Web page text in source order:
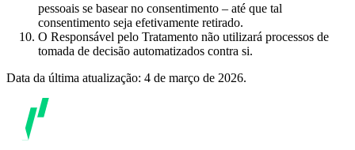
pessoais se basear no consentimento – até que tal
consentimento seja efetivamente retirado.
O Responsável pelo Tratamento não utilizará processos de
tomada de decisão automatizados contra si.
Data da última atualização: 4 de março de 2026.